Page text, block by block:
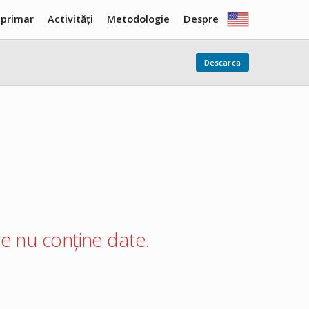
Despre
Metodologie
Activități
Descarca
nu conține date.